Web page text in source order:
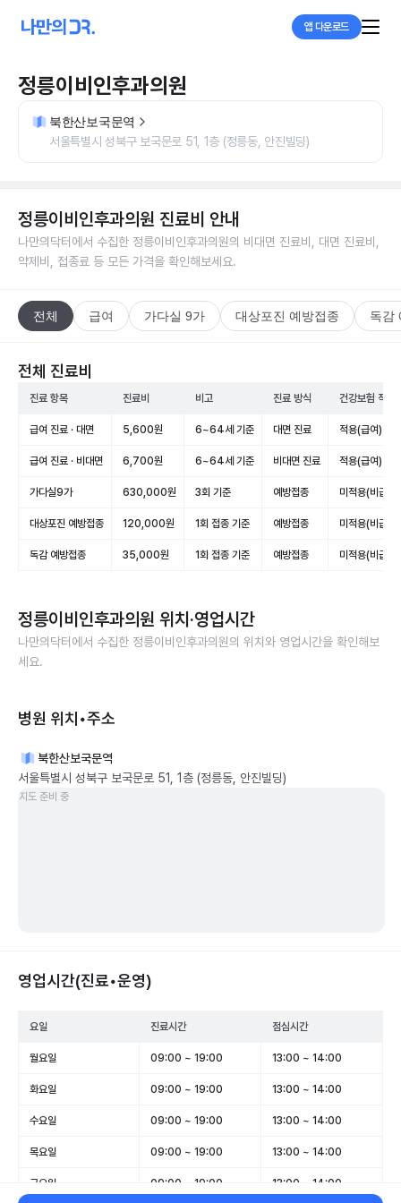
앱 다운로드
정릉이비인후과의원
북한산보국문역
서울특별시 성북구 보국문로 51, 1층 (정릉동, 안진빌딩)
정릉이비인후과의원 진료비 안내
나만의닥터에서 수집한 정릉이비인후과의원의 비대면 진료비, 대면 진료비,
약제비, 접종료 등 모든 가격을 확인해보세요.
전체 급여 가다실 9가 대상포진 예방접종 독감
전체 진료비
진료 항목 진료비 비고 진료 방식 건강보험 적용
급여 진료 · 대면 5,600원 6~64세 기준 대면 진료 적용(급여)
급여 진료 · 비대면 6,700원 6~64세 기준 비대면 진료 적용(급여)
가다실9가 630,000원 3회 기준 예방접종 미적용(비급여)
대상포진 예방접종 120,000원 1회 접종 기준 예방접종 미적용(비급여)
독감 예방접종 35,000원 1회 접종 기준 예방접종 미적용(비급여)
정릉이비인후과의원 위치·영업시간
나만의닥터에서 수집한 정릉이비인후과의원의 위치와 영업시간을 확인해보
세요.
병원 위치•주소
북한산보국문역
서울특별시 성북구 보국문로 51, 1층 (정릉동, 안진빌딩)
지도 준비 중
영업시간(진료•운영)
요일 진료시간 점심시간
월요일 09:00 ~ 19:00 13:00 ~ 14:00
화요일 09:00 ~ 19:00 13:00 ~ 14:00
수요일 09:00 ~ 19:00 13:00 ~ 14:00
목요일 09:00 ~ 19:00 13:00 ~ 14:00
금요일 09:00 ~ 19:00 13:00 ~ 14:00